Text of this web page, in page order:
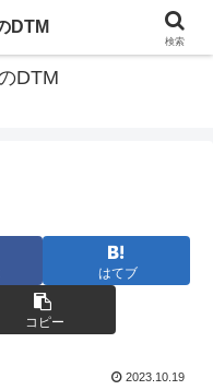
これや昔ばなし
DTM
はてブ
コピー
2023.10.19
DTM
検索